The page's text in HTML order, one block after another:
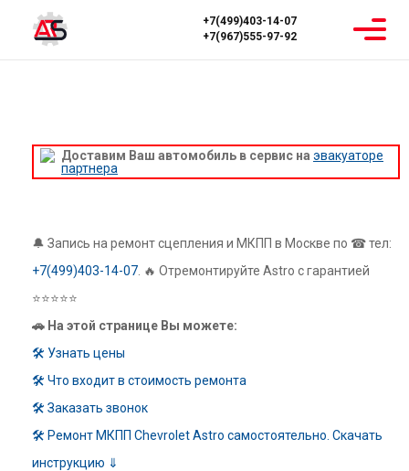
+7(499)403-14-07
+7(967)555-97-92
Доставим Ваш автомобиль в сервис на эвакуаторе
партнера
🔔 Запись на ремонт сцепления и МКПП в Москве по ☎ тел:
+7(499)403-14-07 . 🔥 Отремонтируйте Astro с гарантией
⭐⭐⭐⭐⭐
🚗 На этой странице Вы можете:
🛠 Узнать цены
🛠 Что входит в стоимость ремонта
🛠 Заказать звонок
🛠 Ремонт МКПП Chevrolet Astro самостоятельно. Скачать
инструкцию ⇓